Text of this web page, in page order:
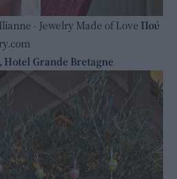
- Jewelry Made of Love Πού
Hotel Grande Bretagne